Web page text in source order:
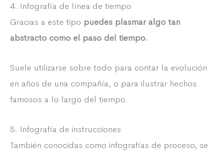
4. Infografía de línea de tiempo
Gracias a este tipo puedes plasmar algo tan
abstracto como el paso del tiempo.
Suele utilizarse sobre todo para contar la evolución
en años de una compañía, o para ilustrar hechos
famosos a lo largo del tiempo.
5. Infografía de instrucciones
También conocidas como infografías de proceso, se